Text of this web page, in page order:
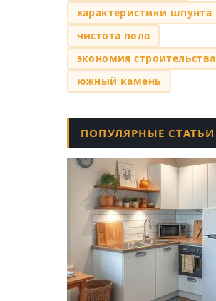
характеристики шпунта
чистота пола
экономия строительства
южный камень
ПОПУЛЯРНЫЕ СТАТЬИ